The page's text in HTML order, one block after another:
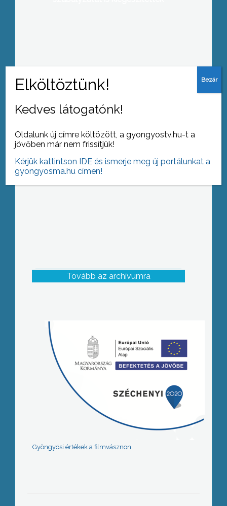
Templom kaputornyának helyreállítása
Tovább az archívumra
Gyöngyösi értékek a filmvásznon
Kedves látogatónk!
Oldalunk új címre költözött, a gyongyostv.hu-t a
jövőben már nem frissítjük!
Kérjük kattintson IDE és ismerje meg új portálunkat a
gyongyosma.hu címen!